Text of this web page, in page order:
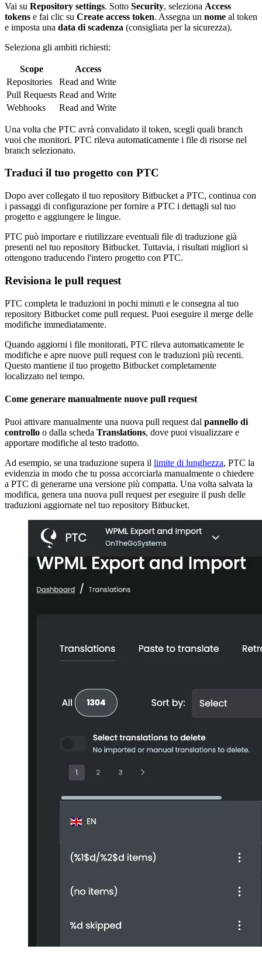
Vai su Repository settings. Sotto Security, seleziona Access
tokens e fai clic su Create access token. Assegna un nome al token
e imposta una data di scadenza (consigliata per la sicurezza).
Seleziona gli ambiti richiesti:
Scope
Access
Repositories
Read and Write
Pull Requests Read and Write
Webhooks
Read and Write
Una volta che PTC avrà convalidato il token, scegli quali branch
vuoi che monitori. PTC rileva automaticamente i file di risorse nel
branch selezionato.
Traduci il tuo progetto con PTC
Dopo aver collegato il tuo repository Bitbucket a PTC, continua con
i passaggi di configurazione per fornire a PTC i dettagli sul tuo
progetto e aggiungere le lingue.
PTC può importare e riutilizzare eventuali file di traduzione già
presenti nel tuo repository Bitbucket. Tuttavia, i risultati migliori si
ottengono traducendo l'intero progetto con PTC.
Revisiona le pull request
PTC completa le traduzioni in pochi minuti e le consegna al tuo
repository Bitbucket come pull request. Puoi eseguire il merge delle
modifiche immediatamente.
Quando aggiorni i file monitorati, PTC rileva automaticamente le
modifiche e apre nuove pull request con le traduzioni più recenti.
Questo mantiene il tuo progetto Bitbucket completamente
localizzato nel tempo.
Come generare manualmente nuove pull request
Puoi attivare manualmente una nuova pull request dal pannello di
controllo o dalla scheda Translations, dove puoi visualizzare e
apportare modifiche al testo tradotto.
Ad esempio, se una traduzione supera il limite di lunghezza, PTC la
evidenzia in modo che tu possa accorciarla manualmente o chiedere
a PTC di generarne una versione più compatta. Una volta salvata la
modifica, genera una nuova pull request per eseguire il push delle
traduzioni aggiornate nel tuo repository Bitbucket.